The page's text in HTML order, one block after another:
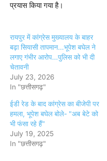
प्रयास किया गया है।
रायपुर में कांग्रेस मुख्यालय के बाहर
बढ़ा सियासी तापमान...भूपेश बघेल ने
लगाए गंभीर आरोप...पुलिस को भी दी
चेतावनी
July 23, 2026
In "छत्तीसगढ़"
ईडी रेड के बाद कांग्रेस का बीजेपी पर
हमला, भूपेश बघेल बोले- "अब बेटे को
भी फंसा रहे हैं"
July 19, 2025
In "छत्तीसगढ़"